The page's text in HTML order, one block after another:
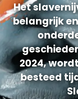
Het
belangrijk
2024,
besteed